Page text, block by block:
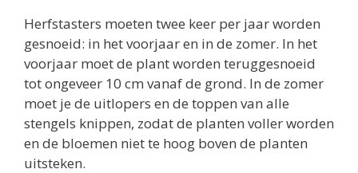
Herfstasters moeten twee keer per jaar worden
gesnoeid: in het voorjaar en in de zomer. In het
voorjaar moet de plant worden teruggesnoeid
tot ongeveer 10 cm vanaf de grond. In de zomer
moet je de uitlopers en de toppen van alle
stengels knippen, zodat de planten voller worden
en de bloemen niet te hoog boven de planten
uitsteken.